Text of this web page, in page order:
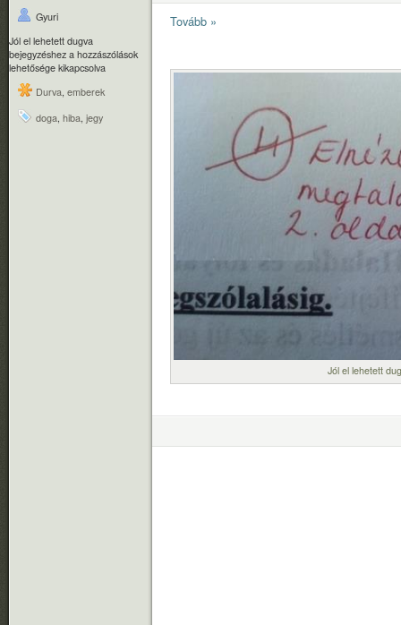
Gyuri
Jól el lehetett dugva
bejegyzéshez a hozzászólások
lehetősége kikapcsolva
Durva, emberek
doga, hiba, jegy
Tovább »
Jól el lehetett